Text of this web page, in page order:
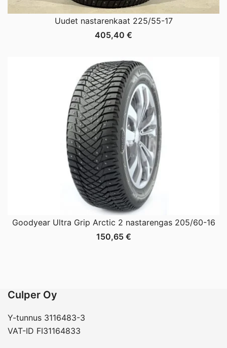
Uudet nastarenkaat 225/55-17
405,40 €
Goodyear Ultra Grip Arctic 2 nastarengas 205/60-16
150,65 €
Culper Oy
Y-tunnus 3116483-3
VAT-ID FI31164833